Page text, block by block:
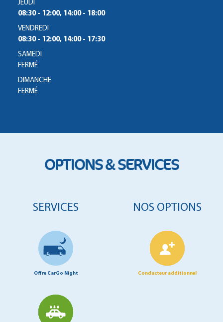
JEUDI
08:30 - 12:00, 14:00 - 18:00
VENDREDI
08:30 - 12:00, 14:00 - 17:30
SAMEDI
FERMÉ
DIMANCHE
FERMÉ
OPTIONS & SERVICES
SERVICES
Offre CarGo Night
NOS OPTIONS
Conducteur additionnel